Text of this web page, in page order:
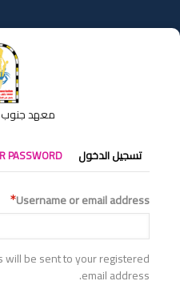
إلى
المحتوى
معهد جنوب
التبويبات
الأساسية
تسجيل الدخول PASSWORD
Username or email address
be sent to your registered
email address.